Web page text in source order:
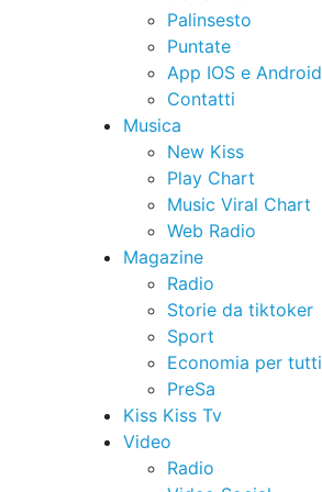
Palinsesto
Puntate
App IOS e Android
Contatti
Musica
New Kiss
Play Chart
Music Viral Chart
Web Radio
Magazine
Radio
Storie da tiktoker
Sport
Economia per tutti
PreSa
Kiss Kiss Tv
Video
Radio